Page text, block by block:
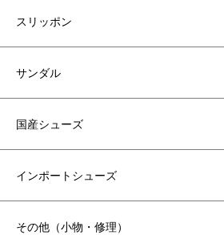
スリッポン
サンダル
国産シューズ
インポートシューズ
その他（小物・修理）